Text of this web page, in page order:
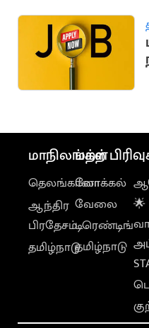
மாநிலங்கள்
தெலங்கானா
ஆந்திர
பிரதேசம்
தமிழ்நாடு
மற்ற
லோக்கல்
வேலை
டிரெண்டிங்
தமிழ்நாடு
🌟